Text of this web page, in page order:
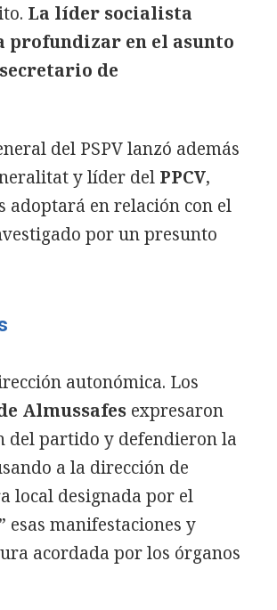
La líder socialista
profundizar en el asunto
de
del PSPV lanzó además
y líder del PPCV,
adoptará en relación con el
por un presunto
autonómica. Los
Almussafes expresaron
del partido y defendieron la
a la dirección de
local designada por el
esas manifestaciones y
acordada por los órganos